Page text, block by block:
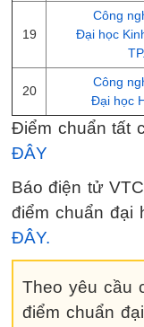
19
Công
Đại học
20
Công
Đại học
Điểm chuẩn tất
ĐÂY
Báo điện tử
điểm chuẩn đại
ĐÂY.
Theo yêu cầu
điểm chuẩn